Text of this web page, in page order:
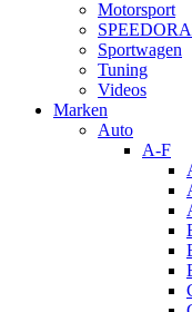
Motorsport
Sportwagen
Tuning
Videos
Marken
Auto
A-F